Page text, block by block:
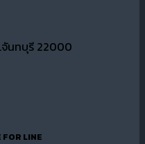
จันทบุรี 22000
FOR LINE